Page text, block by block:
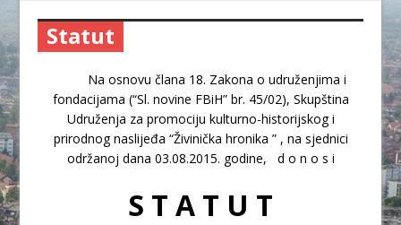
Statut
Na osnovu člana 18. Zakona o udruženjima i
fondacijama (“Sl. novine FBiH” br. 45/02), Skupština
Udruženja za promociju kulturno-historijskog i
prirodnog naslijeđa “Živinička hronika ” , na sjednici
održanoj dana 03.08.2015. godine, d o n o s i
S T A T U T